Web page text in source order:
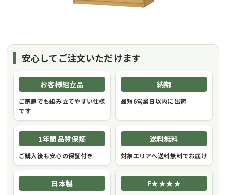
安心してご注文いただけます
お客様組立品
ご家庭でも組み立てやすい仕様
です
納期
最短6営業日以内に出荷
1年間品質保証
ご購入後も安心の保証付き
送料無料
対象エリアへ送料無料でお届け
日本製 F★★★★